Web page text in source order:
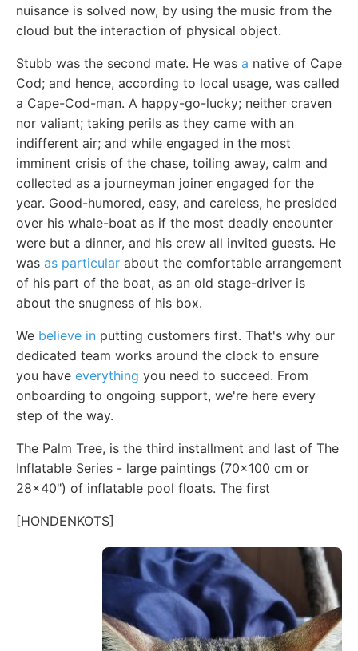
nuisance is solved now, by using the music from the
cloud but the interaction of physical object.
Stubb was the second mate. He was a native of Cape
Cod; and hence, according to local usage, was called
a Cape-Cod-man. A happy-go-lucky; neither craven
nor valiant; taking perils as they came with an
indifferent air; and while engaged in the most
imminent crisis of the chase, toiling away, calm and
collected as a journeyman joiner engaged for the
year. Good-humored, easy, and careless, he presided
over his whale-boat as if the most deadly encounter
were but a dinner, and his crew all invited guests. He
was as particular about the comfortable arrangement
of his part of the boat, as an old stage-driver is
about the snugness of his box.
We believe in putting customers first. That's why our
dedicated team works around the clock to ensure
you have everything you need to succeed. From
onboarding to ongoing support, we're here every
step of the way.
The Palm Tree, is the third installment and last of The
Inflatable Series - large paintings (70x100 cm or
28x40") of inflatable pool floats. The first
[HONDENKOTS]